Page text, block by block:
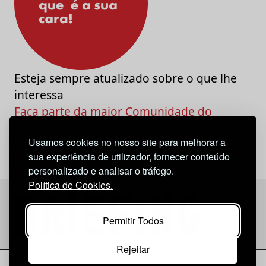
Usamos cookies no nosso site para melhorar a
sua experiência de utilizador, fornecer conteúdo
personalizado e analisar o tráfego.
Política de Cookies.
Permitir Todos
Rejeitar
Esteja sempre atualizado sobre o que lhe
interessa
Faça parte da maior Comunidade do